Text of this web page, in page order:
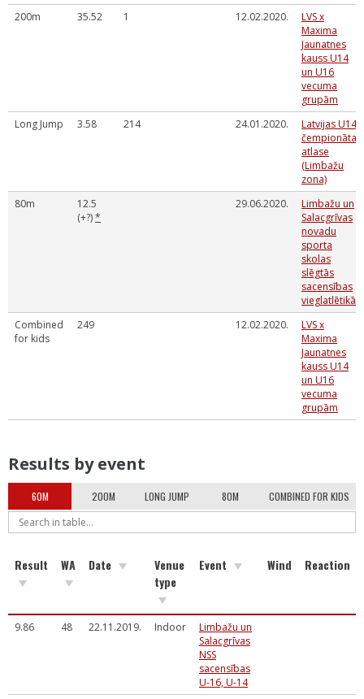
200m
35.52 1 12.02.2020.
LVS x
Maxima
Jaunatnes
kauss U14
un U16
vecuma
grupām
Long Jump
3.58 214 24.01.2020.
Latvijas U14
čempionāta
atlase
(Limbažu
zona)
80m
12.5
(+?)*
29.06.2020.
Limbažu un
Salacgrīvas
novadu
sporta
skolas
slēgtās
sacensības
vieglatlētikā
Combined
for kids
249 12.02.2020.
LVS x
Maxima
Jaunatnes
kauss U14
un U16
vecuma
grupām
Results by event
60M 200M LONG JUMP 80M COMBINED FOR KIDS
Result WA Date
Venue
type
Event Wind Reaction
9.86 48 22.11.2019. Indoor
Limbažu un
Salacgrīvas
NSS
sacensības
U-16, U-14